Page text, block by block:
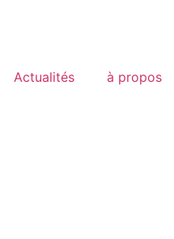
Actualités à propos